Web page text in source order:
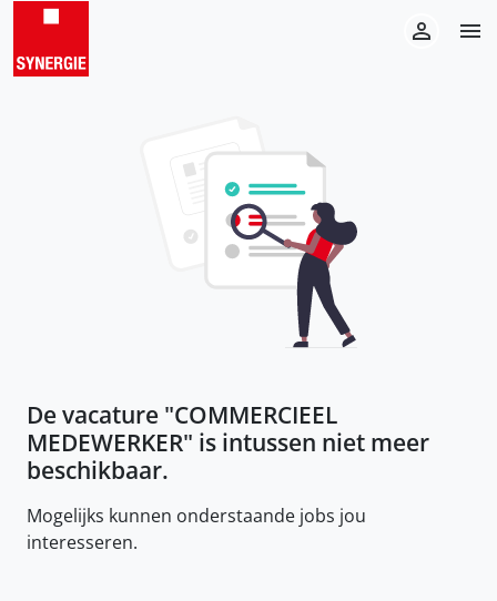
De vacature "COMMERCIEEL
MEDEWERKER" is intussen niet meer
beschikbaar.
Mogelijks kunnen onderstaande jobs jou
interesseren.